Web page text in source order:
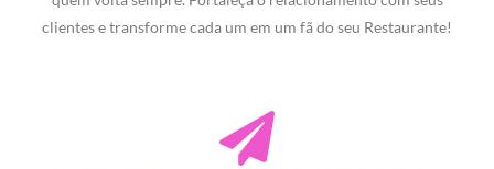
clientes e transforme cada um em um fã do seu Restaurante!